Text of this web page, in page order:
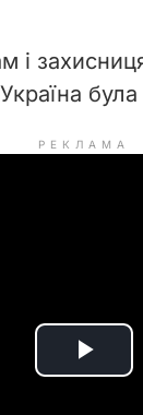
і
була
РЕКЛАМА
P